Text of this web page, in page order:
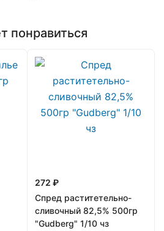
понравиться
272 ₽
Спред раститетельно-
сливочный 82,5% 500гр
"Gudberg" 1/10 чз